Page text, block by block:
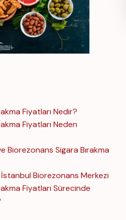
Fiyatları Nedir?
Fiyatları Neden
Biorezonans Sigara Bırakma
Biorezonans Merkezi
Fiyatları Sürecinde